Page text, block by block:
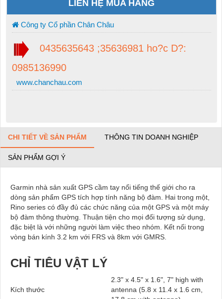
LIÊN HỆ MUA HÀNG
Công ty Cổ phần Chân Châu
0435635643 ;35636981 ho?c D?:
0985136990
www.chanchau.com
CHI TIẾT VỀ SẢN PHẨM THÔNG TIN DOANH NGHIỆP
SẢN PHẨM GỢI Ý
Garmin nhà sản xuất GPS cầm tay nổi tiếng thế giới cho ra
dòng sản phẩm GPS tích hợp tính năng bộ đàm. Hai trong một,
Rino series có đầy đủ các chức năng của một GPS và một máy
bộ đàm thông thường. Thuận tiện cho mọi đối tượng sử dụng,
đặc biệt là với những người làm việc theo nhóm. Kết nối trong
vòng bán kính 3.2 km với FRS và 8km với GMRS.
CHỈ TIÊU VẬT LÝ
Kích thước
2.3" x 4.5" x 1.6", 7" high with
antenna (5.8 x 11.4 x 1.6 cm,